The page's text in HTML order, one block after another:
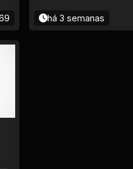
há 3 semanas